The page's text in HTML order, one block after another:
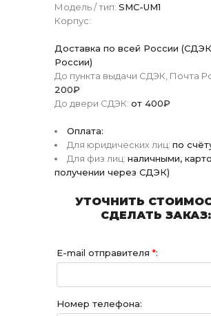
Модель / тип: SMC-UM1
Корпус:
Доставка по всей России
России)
До пункта выдачи СДЭК, Почта
200₽
До двери СДЭК: от 400₽
Оплата:
Для юридических лиц: по
Для физ лиц: наличными,
получении через СДЭК)
УТОЧНИТЬ
СДЕЛАТЬ ЗАКАЗ:
E-mail отправителя *:
Номер телефона: